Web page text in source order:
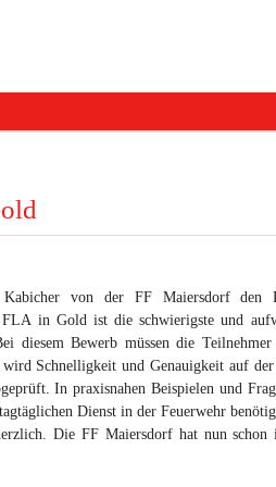
von der FF Maiersdorf den
in Gold ist die schwierigste und
diesem Bewerb müssen die Teilnehmer
Schnelligkeit und Genauigkeit auf
In praxisnahen Beispielen und
Dienst in der Feuerwehr
Die FF Maiersdorf hat nun schon